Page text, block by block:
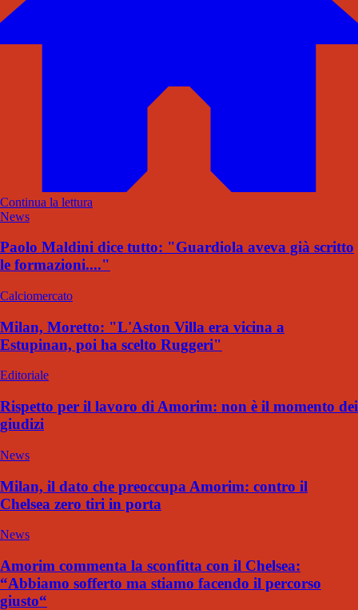
Continua la lettura
News
Paolo Maldini dice tutto: "Guardiola aveva già scritto
le formazioni...."
Calciomercato
Milan, Moretto: "L'Aston Villa era vicina a
Estupinan, poi ha scelto Ruggeri"
Editoriale
Rispetto per il lavoro di Amorim: non è il momento dei
giudizi
News
Milan, il dato che preoccupa Amorim: contro il
Chelsea zero tiri in porta
News
Amorim commenta la sconfitta con il Chelsea:
“Abbiamo sofferto ma stiamo facendo il percorso
giusto“